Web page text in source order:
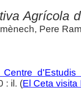
Agrícola
Pere
Centre
: il. (El Ceta visita